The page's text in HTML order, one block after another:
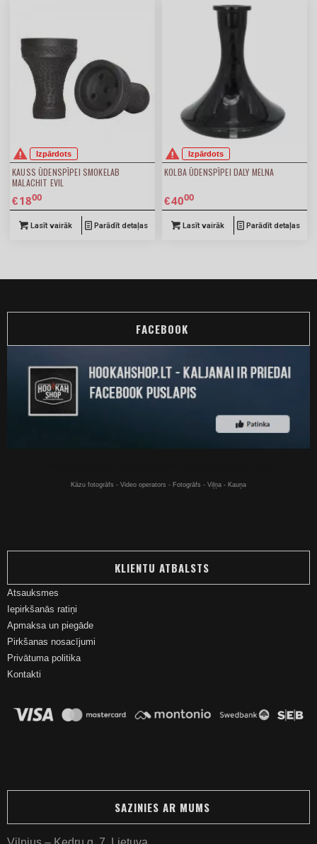
Izpārdots
KAUSS ŪDENSPĪPEI SMOKELAB
MALACHIT EVIL
€1800
Lasīt vairāk Parādīt detaļas
Izpārdots
KOLBA ŪDENSPĪPEI DALY MELNA
€4000
Lasīt vairāk Parādīt detaļas
FACEBOOK
Kāzu fotogrāfs - Video operators - Fotogrāfs - Viļņa - Kauņa
KLIENTU ATBALSTS
Atsauksmes
Iepirkšanās ratiņi
Apmaksa un piegāde
Pirkšanas nosacījumi
Privātuma politika
Kontakti
SAZINIES AR MUMS